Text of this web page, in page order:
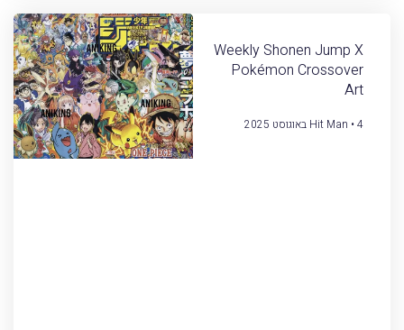
Weekly Shonen Jump X
Pokémon Crossover
Art
Hit Man 4 באוגוסט 2025